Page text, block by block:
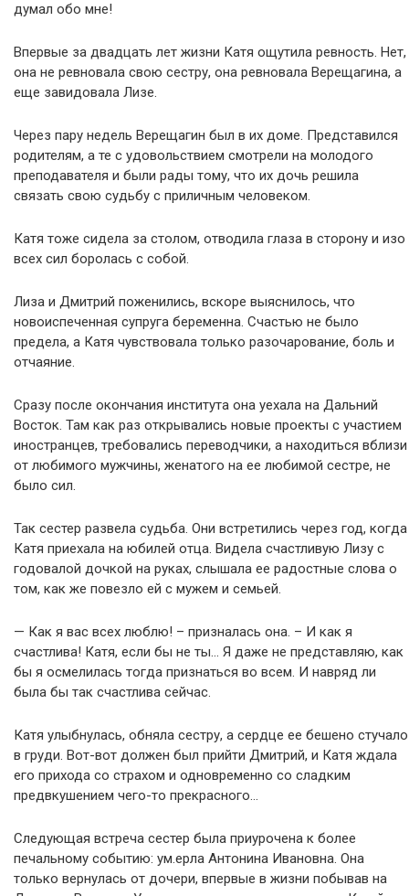
думал обо мне!
Впервые за двадцать лет жизни Катя ощутила ревность. Нет,
она не ревновала свою сестру, она ревновала Верещагина, а
еще завидовала Лизе.
Через пару недель Верещагин был в их доме. Представился
родителям, а те с удовольствием смотрели на молодого
преподавателя и были рады тому, что их дочь решила
связать свою судьбу с приличным человеком.
Катя тоже сидела за столом, отводила глаза в сторону и изо
всех сил боролась с собой.
Лиза и Дмитрий поженились, вскоре выяснилось, что
новоиспеченная супруга беременна. Счастью не было
предела, а Катя чувствовала только разочарование, боль и
отчаяние.
Сразу после окончания института она уехала на Дальний
Восток. Там как раз открывались новые проекты с участием
иностранцев, требовались переводчики, а находиться вблизи
от любимого мужчины, женатого на ее любимой сестре, не
было сил.
Так сестер развела судьба. Они встретились через год, когда
Катя приехала на юбилей отца. Видела счастливую Лизу с
годовалой дочкой на руках, слышала ее радостные слова о
том, как же повезло ей с мужем и семьей.
— Как я вас всех люблю! – призналась она. – И как я
счастлива! Катя, если бы не ты… Я даже не представляю, как
бы я осмелилась тогда признаться во всем. И навряд ли
была бы так счастлива сейчас.
Катя улыбнулась, обняла сестру, а сердце ее бешено стучало
в груди. Вот-вот должен был прийти Дмитрий, и Катя ждала
его прихода со страхом и одновременно со сладким
предвкушением чего-то прекрасного…
Следующая встреча сестер была приурочена к более
печальному событию: ум.ерла Антонина Ивановна. Она
только вернулась от дочери, впервые в жизни побывав на